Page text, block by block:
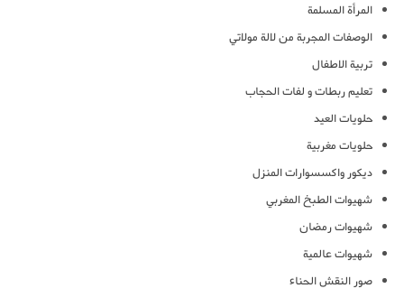
المرأة المسلمة
الوصفات المجربة من لالة مولاتي
تربية الاطفال
تعليم ربطات و لفات الحجاب
حلويات العيد
حلويات مغربية
ديكور واكسسوارات المنزل
شهيوات الطبخ المغربي
شهيوات رمضان
شهيوات عالمية
صور النقش الحناء